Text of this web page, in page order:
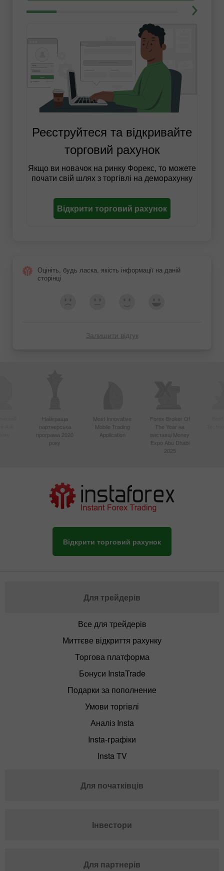
Реєструйтеся та відкривайте
торговий рахунок
Якщо ви новачок на ринку Форекс, то можете
почати свій шлях з торгівлі на деморахунку
Відкрити торговий рахунок
Оцініть, будь ласка, якість інформації на даній
сторінці
Залишити відгук
Найкраща
партнерська
програма 2020
року
Most Innovative
Mobile Trading
Application
Forex Broker Of
The Year на
виставці Money
Expo Abu Dhabi
2025
Відкрити торговий рахунок
Для трейдерів
Все для трейдерів
Миттєве відкриття рахунку
Торгова платформа
Бонуси InstaTrade
Подарки за пополнение
Умови торгівлі
Аналіз Insta
Insta-графіки
Insta TV
Для початківців
Інвестори
Для партнерів